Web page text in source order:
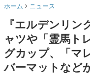
名作ゲーム
きます。
赫本
この物語を
の形をした
「ラクーンシティ総合病院
ホーム ニュース
『エルデンリ
ャツや「霊馬ト
グカップ、「マ
バーマットなど